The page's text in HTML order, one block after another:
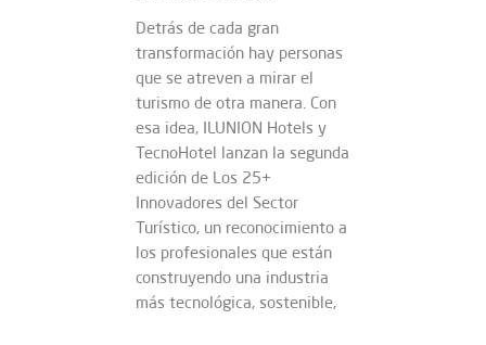
Detrás de cada gran
transformación hay personas
que se atreven a mirar el
turismo de otra manera. Con
esa idea, ILUNION Hotels y
TecnoHotel lanzan la segunda
edición de Los 25+
Innovadores del Sector
Turístico, un reconocimiento a
los profesionales que están
construyendo una industria
más tecnológica, sostenible,